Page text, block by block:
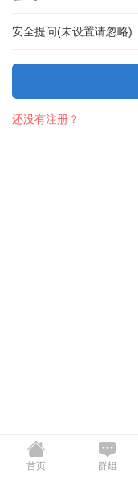
安全提问(未设置请忽略)
还没有注册？
首页 群组